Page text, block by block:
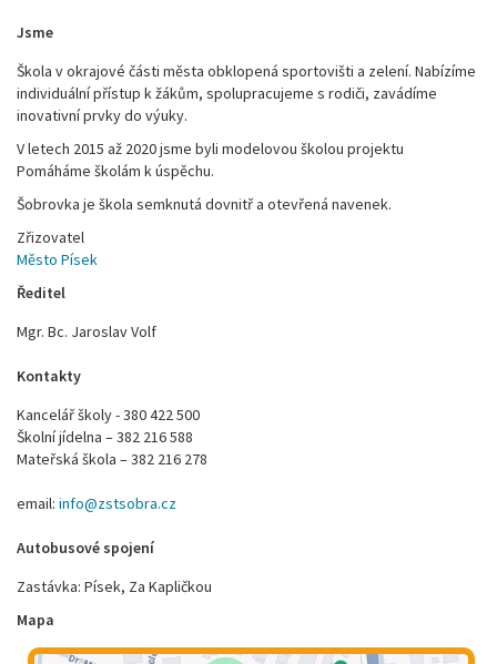
Jsme
Škola v okrajové části města obklopená sportovišti a zelení. Nabízíme
individuální přístup k žákům, spolupracujeme s rodiči, zavádíme
inovativní prvky do výuky.
V letech 2015 až 2020 jsme byli modelovou školou projektu
Pomáháme školám k úspěchu.
Šobrovka je škola semknutá dovnitř a otevřená navenek.
Zřizovatel
Město Písek
Ředitel
Mgr. Bc. Jaroslav Volf
Kontakty
Kancelář školy - 380 422 500
Školní jídelna – 382 216 588
Mateřská škola – 382 216 278
email: info@zstsobra.cz
Autobusové spojení
Zastávka: Písek, Za Kapličkou
Mapa